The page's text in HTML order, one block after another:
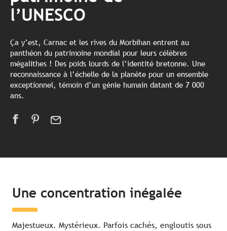
l’UNESCO
Ça y’est, Carnac et les rives du Morbihan entrent au
panthéon du patrimoine mondial pour leurs célèbres
mégalithes ! Des poids lourds de l’identité bretonne. Une
reconnaissance à l’échelle de la planète pour un ensemble
exceptionnel, témoin d’un génie humain datant de 7 000
ans.
Une concentration inégalée
Majestueux. Mystérieux. Parfois cachés, engloutis sous